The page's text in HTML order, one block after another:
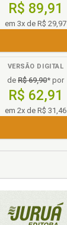
R$ 89,91
em 3x de R$ 29,97
VERSÃO DIGITAL
de R$ 69,90* por
R$ 62,91
em 2x de R$ 31,46